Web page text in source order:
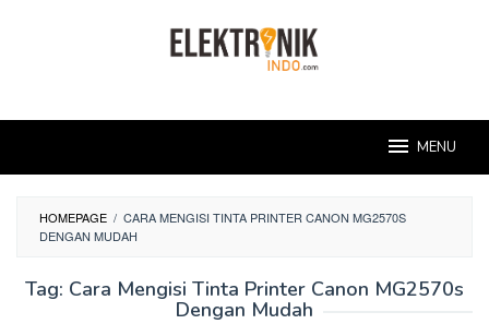
MENU
HOMEPAGE / CARA MENGISI TINTA PRINTER CANON MG2570S
DENGAN MUDAH
Tag: Cara Mengisi Tinta Printer Canon MG2570s
Dengan Mudah